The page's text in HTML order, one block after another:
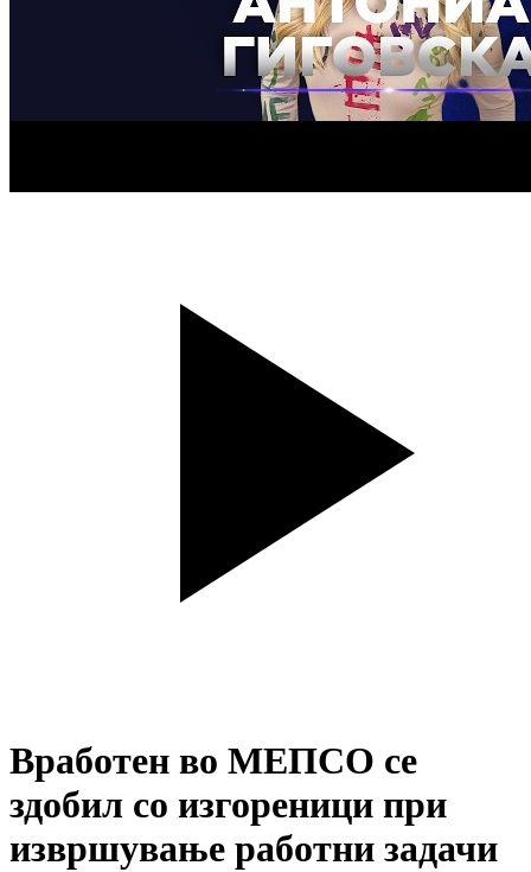
Вработен во МЕПСО се
здобил со изгореници при
извршување работни задачи